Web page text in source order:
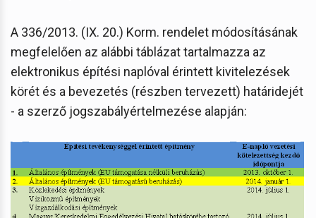
A 336/2013. (IX. 20.) Korm. rendelet módosításának
megfelelően az alábbi táblázat tartalmazza az
elektronikus építési naplóval érintett kivitelezések
körét és a bevezetés (részben tervezett) határidejét
- a szerző jogszabályértelmezése alapján: